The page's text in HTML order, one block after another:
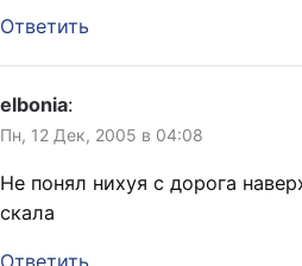
Ответить
elbonia:
Пн, 12 Дек, 2005 в 04:08
Не понял нихуя с дорога
скала